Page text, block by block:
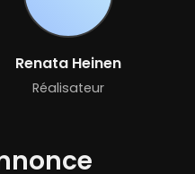
Renata Heinen
Réalisateur